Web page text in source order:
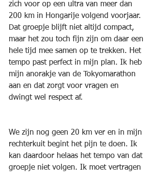
zich voor op een ultra van meer dan
200 km in Hongarije volgend voorjaar.
Dat groepje blijft niet altijd compact,
maar het zou toch fijn zijn om daar een
hele tijd mee samen op te trekken. Het
tempo past perfect in mijn plan. Ik heb
mijn anorakje van de Tokyomarathon
aan en dat zorgt voor vragen en
dwingt wel respect af.
We zijn nog geen 20 km ver en in mijn
rechterkuit begint het pijn te doen. Ik
kan daardoor helaas het tempo van dat
groepje niet volgen. Ik moet vertragen